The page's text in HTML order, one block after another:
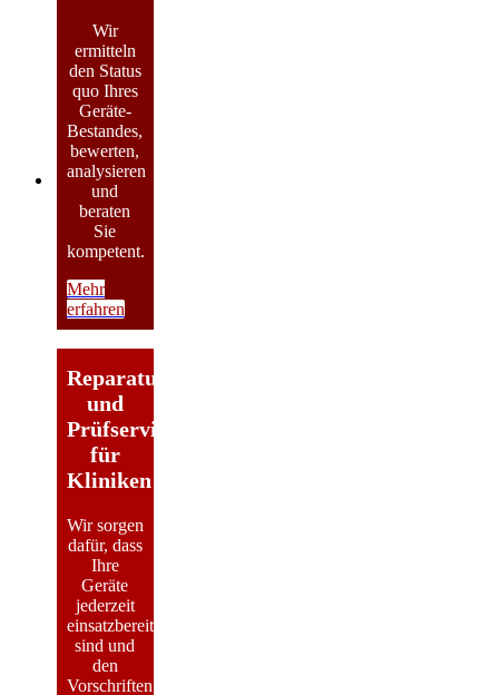
Wir
ermitteln
den Status
quo Ihres
Geräte-
Bestandes,
bewerten,
analysieren
und
beraten
Sie
kompetent.
Mehr
erfahren
Reparatur-
und
Prüfservice
für
Kliniken
Wir sorgen
dafür, dass
Ihre
Geräte
jederzeit
einsatzbereit
sind und
den
Vorschriften